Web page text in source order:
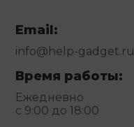
Email:
info@help-gadget.ru
Время работы:
Ежедневно
с 9:00 до 18:00